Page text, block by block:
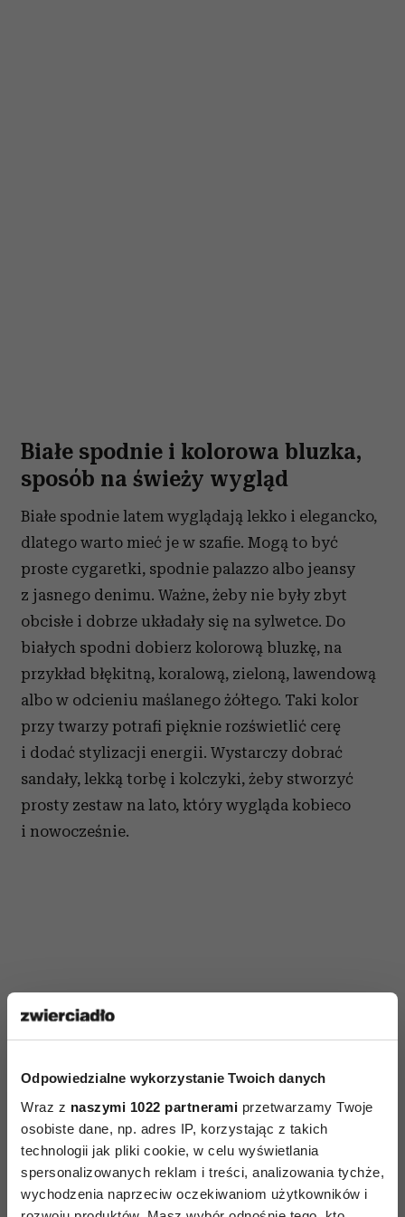
Odpowiedzialne wykorzystanie Twoich danych
Wraz z naszymi 1022 partnerami przetwarzamy Twoje
osobiste dane, np. adres IP, korzystając z takich
technologii jak pliki cookie, w celu wyświetlania
spersonalizowanych reklam i treści, analizowania tychże,
wychodzenia naprzeciw oczekiwaniom użytkowników i
Białe spodnie i kolorowa bluzka,
sposób na świeży wygląd
Białe spodnie latem wyglądają lekko i elegancko,
dlatego warto mieć je w szafie. Mogą to być
proste cygaretki, spodnie palazzo albo jeansy
z jasnego denimu. Ważne, żeby nie były zbyt
obcisłe i dobrze układały się na sylwetce. Do
białych spodni dobierz kolorową bluzkę, na
przykład błękitną, koralową, zieloną, lawendową
albo w odcieniu maślanego żółtego. Taki kolor
przy twarzy potrafi pięknie rozświetlić cerę
i dodać stylizacji energii. Wystarczy dobrać
sandały, lekką torbę i kolczyki, żeby stworzyć
prosty zestaw na lato, który wygląda kobieco
i nowocześnie.